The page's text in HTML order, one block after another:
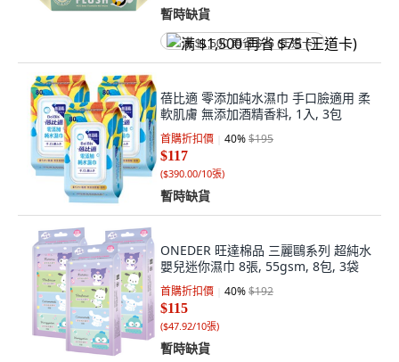
暫時缺貨
满 $1,500 再省 $75 (王道卡)
蓓比適 零添加純水濕巾 手口臉適用 柔
軟肌膚 無添加酒精香料, 1入, 3包
首購折扣價 40%$195
$117
($390.00/10張)
暫時缺貨
ONEDER 旺達棉品 三麗鷗系列 超純水
嬰兒迷你濕巾 8張, 55gsm, 8包, 3袋
首購折扣價 40%$192
$115
($47.92/10張)
暫時缺貨